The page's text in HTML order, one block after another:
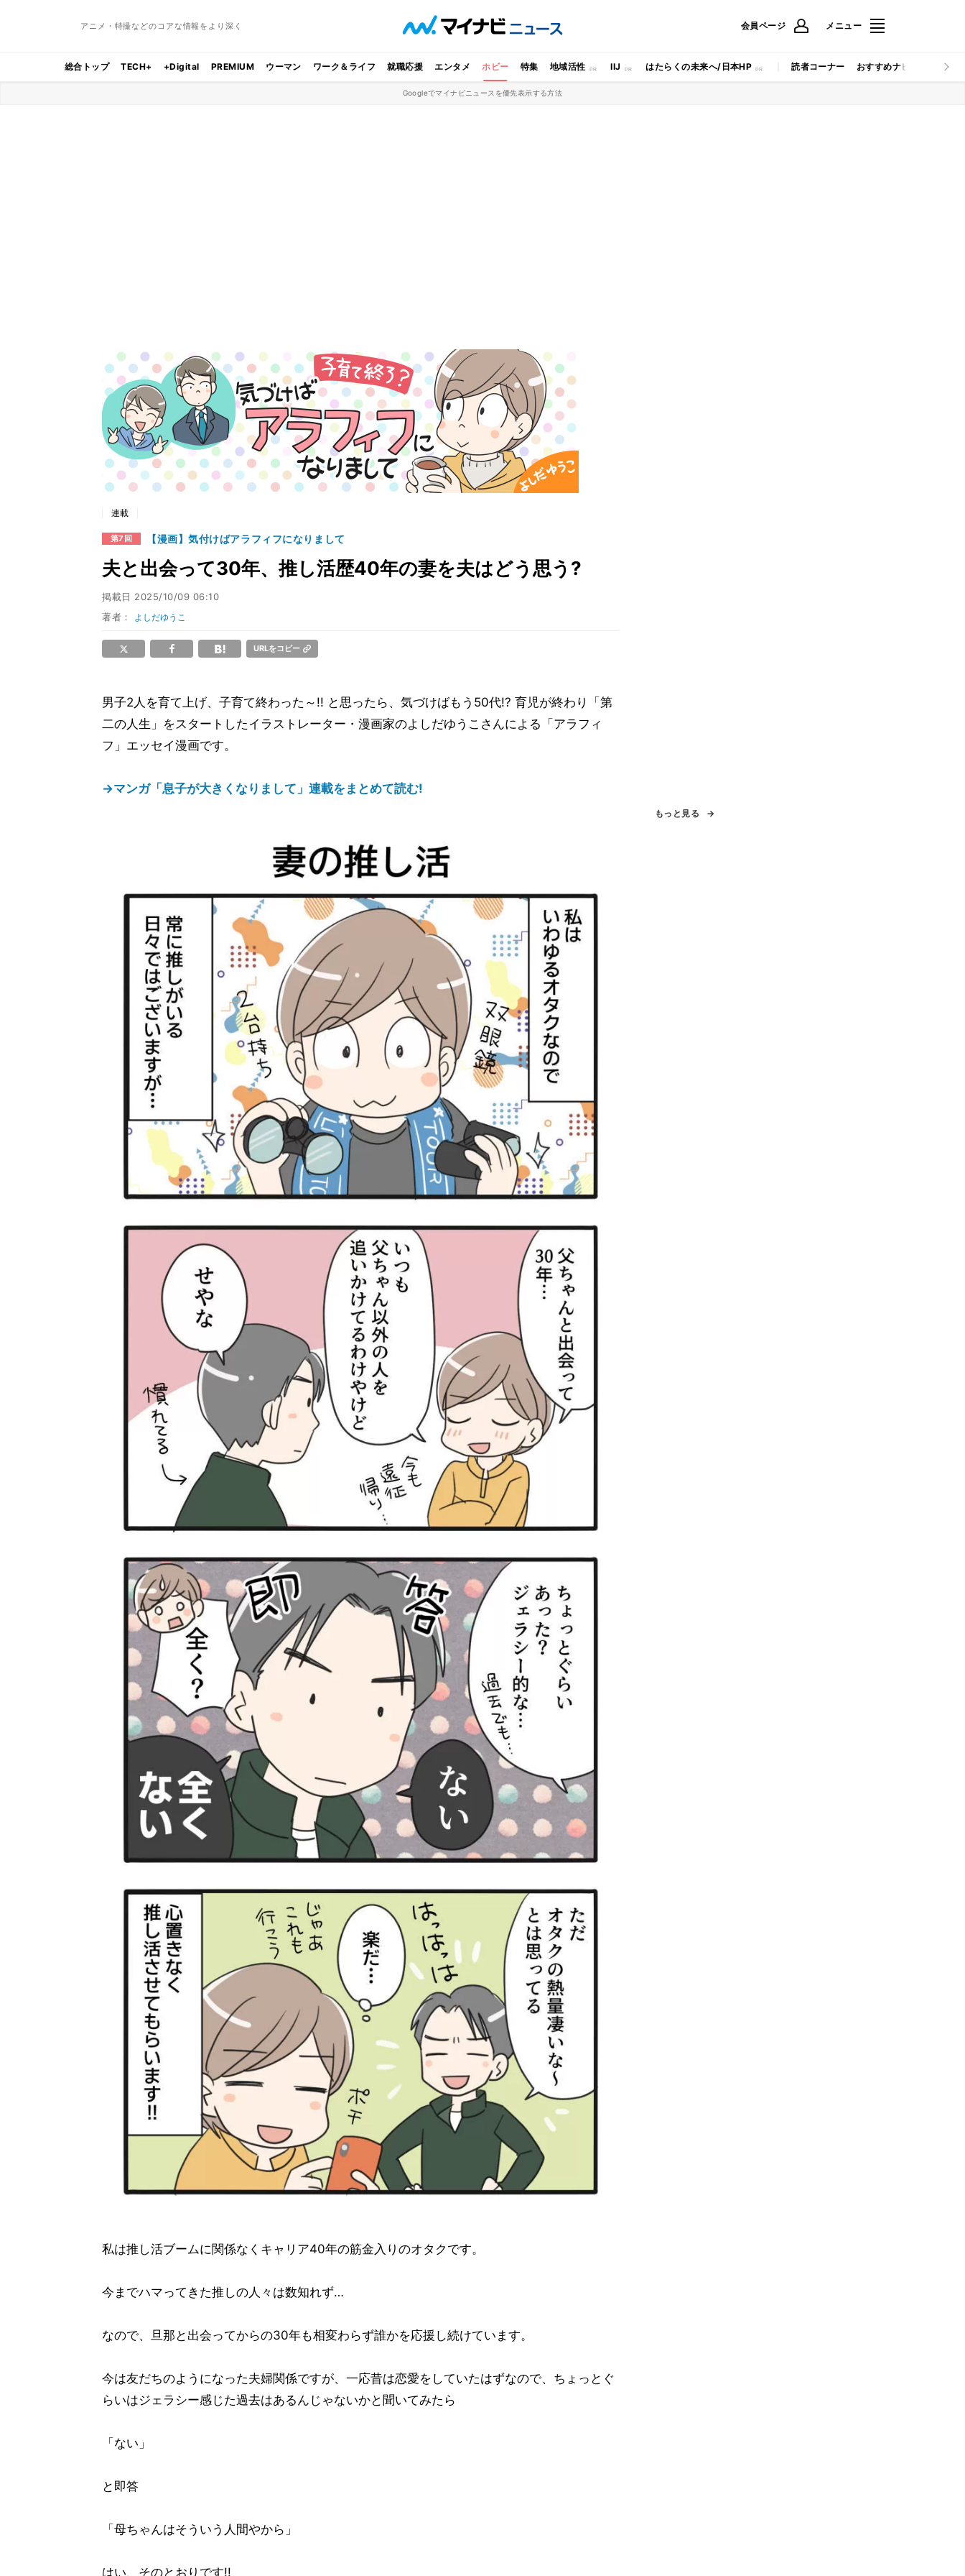
アニメ・特撮などのコアな情報をより深く 会員ページ メニュー
総合トップ TECH+ +Digital PREMIUM ウーマン ワーク＆ライフ 就職応援 エンタメ ホビー 特集 地域活性 IIJ はたらくの未来へ/日本HP 読者コーナー おすすめナビ マイナビ
Googleでマイナビニュースを優先表示する方法
連載
第7回 【漫画】気付けばアラフィフになりまして
夫と出会って30年、推し活歴40年の妻を夫はどう思う?
掲載日 2025/10/09 06:10
著者： よしだゆうこ
URLをコピー
男子2人を育て上げ、子育て終わった～!! と思ったら、気づけばもう50代!? 育児が終わり「第
二の人生」をスタートしたイラストレーター・漫画家のよしだゆうこさんによる「アラフィ
フ」エッセイ漫画です。
→マンガ「息子が大きくなりまして」連載をまとめて読む!
私は推し活ブームに関係なくキャリア40年の筋金入りのオタクです。
今までハマってきた推しの人々は数知れず…
なので、旦那と出会ってからの30年も相変わらず誰かを応援し続けています。
今は友だちのようになった夫婦関係ですが、一応昔は恋愛をしていたはずなので、ちょっとぐ
らいはジェラシー感じた過去はあるんじゃないかと聞いてみたら
「ない」
と即答
「母ちゃんはそういう人間やから」
はい、そのとおりです!!
もっと見る